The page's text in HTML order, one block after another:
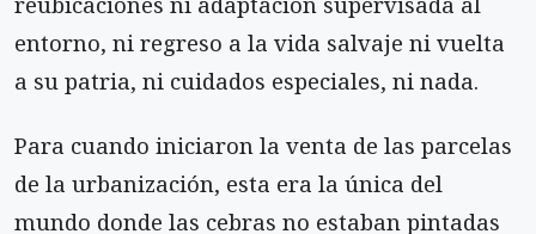
entorno, ni regreso a la vida salvaje ni vuelta
a su patria, ni cui­dados especiales, ni nada.
Para cuando iniciaron la venta de las parcelas
de la urbanización, esta era la única del
mundo don­de las cebras no estaban pintadas